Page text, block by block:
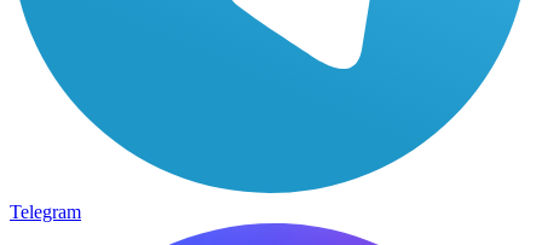
Telegram